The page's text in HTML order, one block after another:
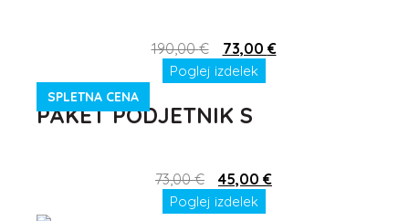
190,00€ 73,00 €
Poglej izdelek
SPLETNA CENA
PAKET PODJETNIK S
73,00€ 45,00 €
Poglej izdelek